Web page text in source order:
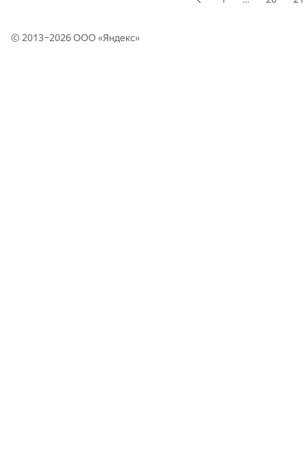
© 2013–2026 ООО «Яндекс»